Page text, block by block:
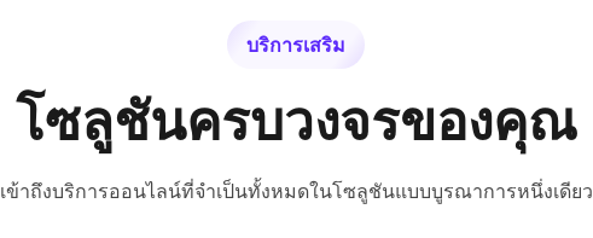
บริการเสริม
โซลูชันครบวงจรของคุณ
เข้าถึงบริการออนไลน์ที่จำเป็นทั้งหมดในโซลูชันแบบบูรณาการหนึ่งเดียว